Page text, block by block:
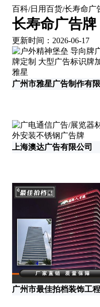
百科/日用百货/长寿命广
长寿命广告牌
更新时间：2026-06-17
上海澳达广告有限公司